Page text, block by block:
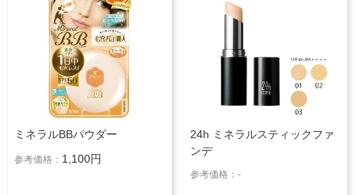
ミネラルBBパウダー
参考価格： 1,100円
24h ミネラルスティックファ
ンデ
参考価格：-